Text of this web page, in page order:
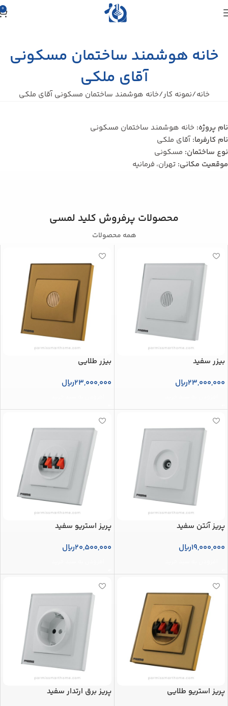
0
خانه هوشمند ساختمان مسکونی
آقای ملکی
خانه نمونه کار خانه هوشمند ساختمان مسکونی آقای ملکی
نام پروژه: خانه هوشمند ساختمان مسکونی
نام کارفرما:آقای ملکی
نوع ساختمان: مسکونی
موقعیت مکانی: تهران، فرمانیه
محصولات پرفروش کلید لمسی
همه محصولات
بیزر سفید
23,000,000ریال
بیزر طلایی
23,000,000ریال
پریز آنتن سفید
19,000,000ریال
پریز استریو سفید
20,500,000ریال
پریز استریو طلایی
پریز برق ارتدار سفید